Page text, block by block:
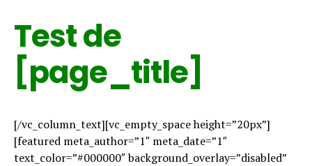
Test de
[page_title]
[/vc_column_text][vc_empty_space height=”20px”]
[featured meta_author=”1″ meta_date=”1″
text_color=”#000000″ background_overlay=”disabled”